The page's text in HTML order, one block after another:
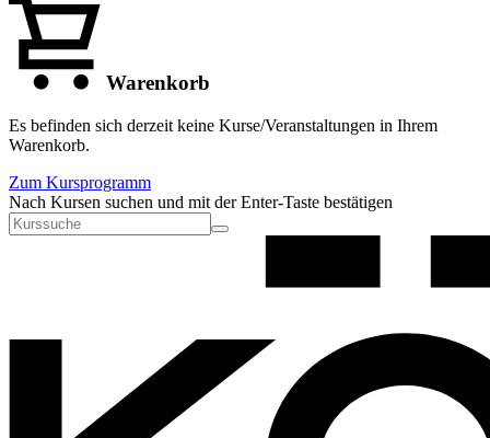
Warenkorb
Es befinden sich derzeit keine Kurse/Veranstaltungen in Ihrem
Warenkorb.
Zum Kursprogramm
Nach Kursen suchen und mit der Enter-Taste bestätigen